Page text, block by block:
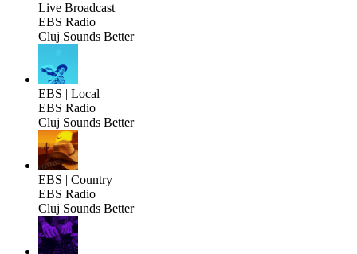
Live Broadcast
EBS Radio
Cluj Sounds Better
EBS | Local
EBS Radio
Cluj Sounds Better
EBS | Country
EBS Radio
Cluj Sounds Better